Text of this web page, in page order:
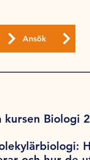
Ansök
kursen Biologi